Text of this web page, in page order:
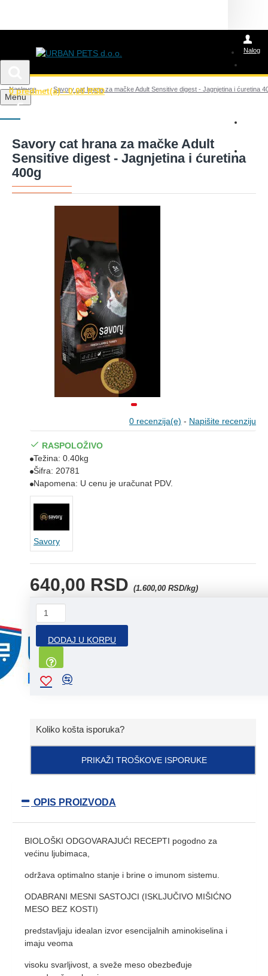
Nalog
Posao
Menu
0 predmet(a) - 0,00 RSD
Naslovna Savory cat hrana za mačke Adult Sensitive digest - Jagnjetina i ćuretina
Savory cat hrana za mačke Adult
Sensitive digest - Jagnjetina i ćuretina
400g
0 recenzija(e) - Napišite recenziju
640,00 RSD (1.600,00 RSD/kg)
RASPOLOŽIVO
Težina: 0.40kg
Šifra: 20781
Napomena: U cenu je uračunat PDV.
Savory
DODAJ U KORPU
Koliko košta isporuka?
PRIKAŽI TROŠKOVE ISPORUKE
OPIS PROIZVODA
BIOLOŠKI ODGOVARAJUĆI RECEPTI pogodno za
većinu ljubimaca,
održava optimalno stanje i brine o imunom sistemu.
ODABRANI MESNI SASTOJCI (ISKLJUČIVO MIŠIĆNO
MESO BEZ KOSTI)
predstavljaju idealan izvor esencijalnih aminokiselina i
imaju veoma
visoku svarljivost, a sveže meso obezbeđuje